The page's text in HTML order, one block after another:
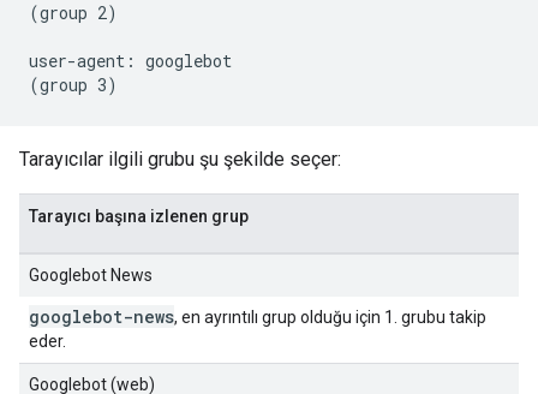
(group 2)
user-agent: googlebot
Tarayıcılar ilgili grubu şu şekilde seçer:
Tarayıcı başına izlenen grup
Googlebot News
googlebot-news, en ayrıntılı grup olduğu için 1. grubu takip
eder.
Googlebot (web)